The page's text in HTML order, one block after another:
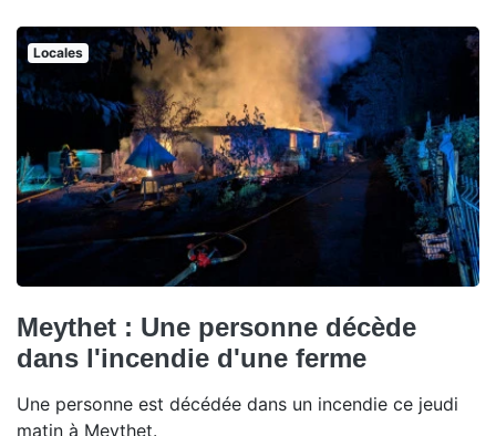
Locales
Meythet : Une personne décède
dans l'incendie d'une ferme
Une personne est décédée dans un incendie ce jeudi
matin à Meythet.